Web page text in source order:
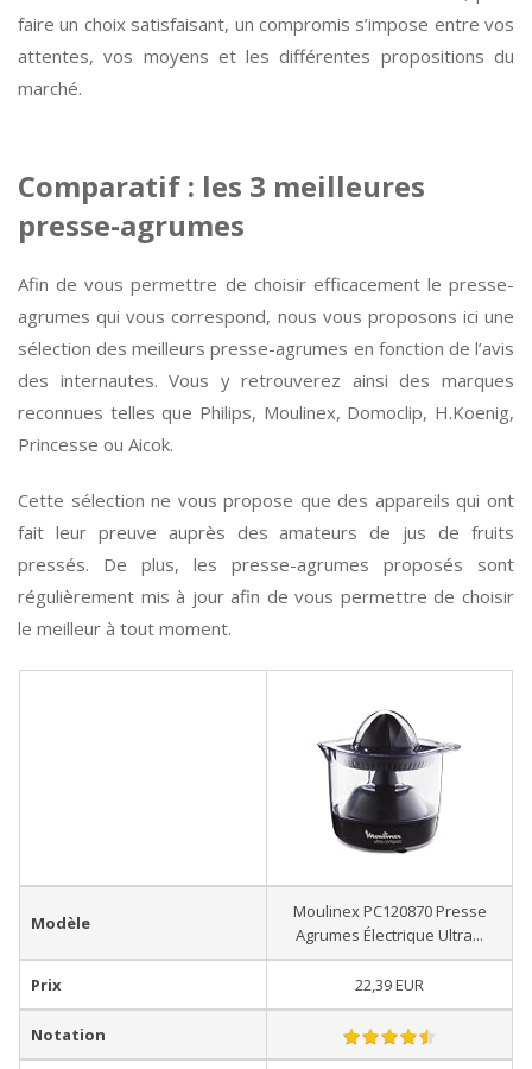
faire un choix satisfaisant, un compromis s’impose entre vos
attentes, vos moyens et les différentes propositions du
marché.
Comparatif : les 3 meilleures
presse-agrumes
Afin de vous permettre de choisir efficacement le presse-
agrumes qui vous correspond, nous vous proposons ici une
sélection des meilleurs presse-agrumes en fonction de l’avis
des internautes. Vous y retrouverez ainsi des marques
reconnues telles que Philips, Moulinex, Domoclip, H.Koenig,
Princesse ou Aicok.
Cette sélection ne vous propose que des appareils qui ont
fait leur preuve auprès des amateurs de jus de fruits
pressés. De plus, les presse-agrumes proposés sont
régulièrement mis à jour afin de vous permettre de choisir
le meilleur à tout moment.
Modèle
Moulinex PC120870 Presse
Agrumes Électrique Ultra...
Prix 22,39 EUR
Notation